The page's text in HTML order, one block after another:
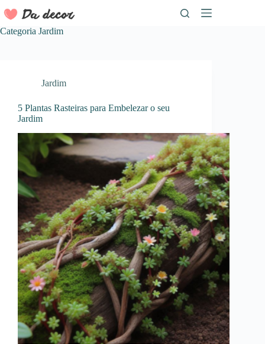
para
o
conteúdo
Categoria Jardim
Jardim
5 Plantas Rasteiras para Embelezar o seu
Jardim